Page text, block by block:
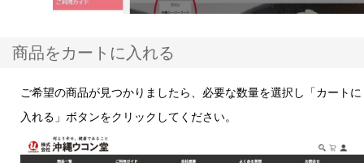
商品をカートに入れる
ご希望の商品が見つかりましたら、必要な数量を選択し「カートに
入れる」ボタンをクリックしてください。